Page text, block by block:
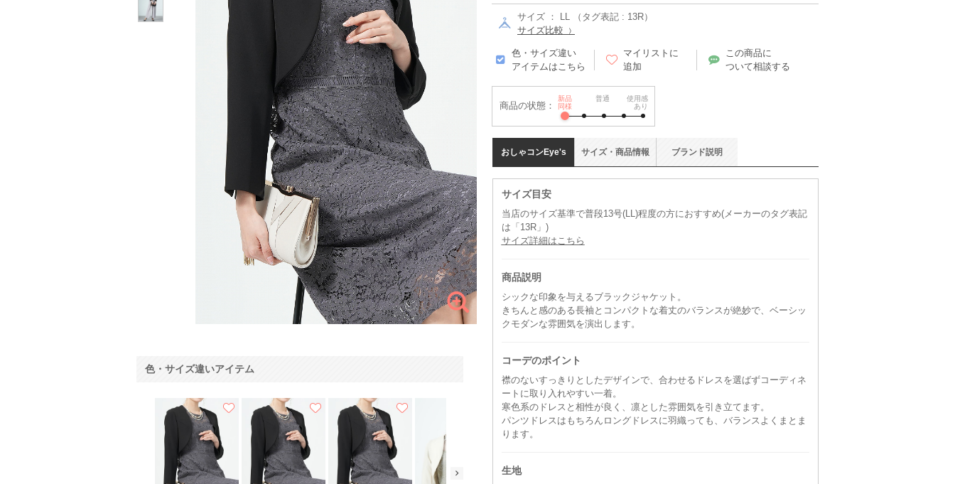
サイズ ： LL （タグ表記 : 13R）
サイズ比較
色・サイズ違い
アイテムはこちら
マイリストに
追加
この商品に
ついて相談する
商品の状態：
新品
同様
普通
使用感
あり
おしゃコンEye's
サイズ目安
当店のサイズ基準で普段13号(LL)程度の方におすすめ(メーカーのタグ表記
は「13R」)
サイズ詳細はこちら
商品説明
シックな印象を与えるブラックジャケット。
きちんと感のある長袖とコンパクトな着丈のバランスが絶妙で、ベーシッ
クモダンな雰囲気を演出します。
コーデのポイント
襟のないすっきりとしたデザインで、合わせるドレスを選ばずコーディネ
ートに取り入れやすい一着。
寒色系のドレスと相性が良く、凛とした雰囲気を引き立てます。
パンツドレスはもちろんロングドレスに羽織っても、バランスよくまとま
ります。
生地
サイズ・ 商品情報 ブランド説明
色・サイズ違いアイテム